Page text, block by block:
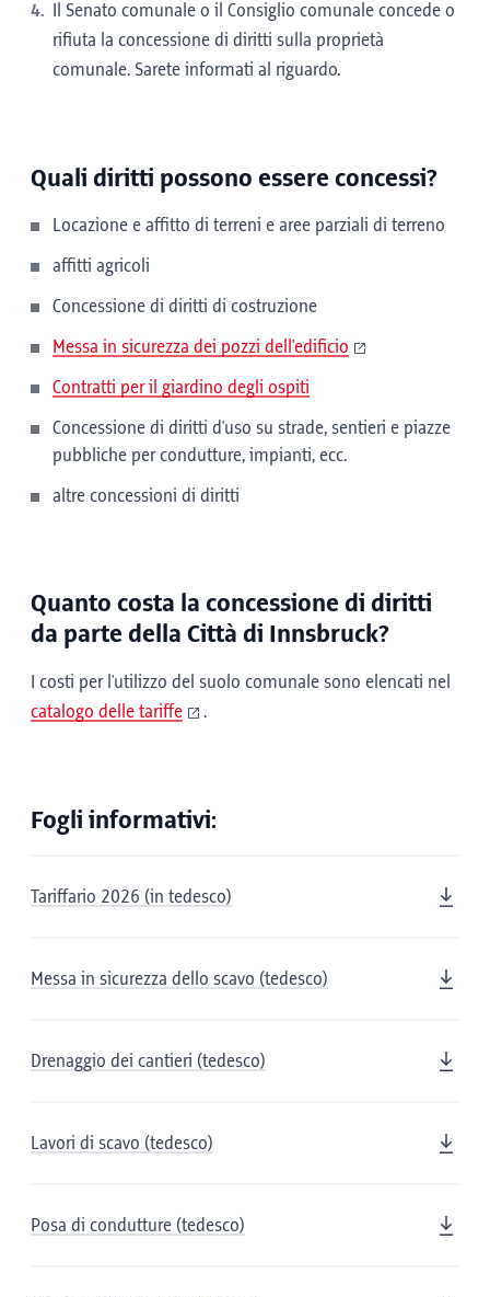
Il Senato comunale o il Consiglio comunale concede o
rifiuta la concessione di diritti sulla proprietà
comunale. Sarete informati al riguardo.
Quali diritti possono essere concessi?
Locazione e affitto di terreni e aree parziali di terreno
affitti agricoli
Concessione di diritti di costruzione
Messa in sicurezza dei pozzi dell'edificio
Contratti per il giardino degli ospiti
Concessione di diritti d'uso su strade, sentieri e piazze
pubbliche per condutture, impianti, ecc.
altre concessioni di diritti
Quanto costa la concessione di diritti
da parte della Città di Innsbruck?
I costi per l'utilizzo del suolo comunale sono elencati nel
catalogo delle tariffe
.
Fogli informativi:
Tariffario 2026 (in tedesco)
Messa in sicurezza dello scavo (tedesco)
Drenaggio dei cantieri (tedesco)
Lavori di scavo (tedesco)
Posa di condutture (tedesco)